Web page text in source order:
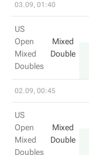
03.09, 01:40
US
Open
Mixed
Doubles
Mixed
Double
02.09, 00:45
US
Open
Mixed
Doubles
Mixed
Double